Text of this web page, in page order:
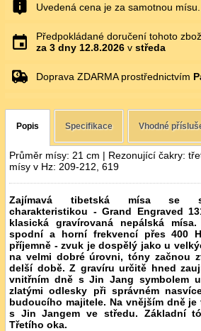
Uvedená cena je za samotnou mísu.
Předpokládané doručení tohoto
za 3 dny 12.8.2026 v středa
Doprava ZDARMA prostřednictvím
Popis Specifikace Vhodné
Průměr mísy: 21 cm | Rezonující čakry:
mísy v Hz: 209-212, 619
Zajímavá tibetská mísa se
charakteristikou - Grand Engraved
klasická gravírovaná nepálská
spodní a horní frekvencí přes 400
příjemně - zvuk je dospělý jako u
na velmi dobré úrovni, tóny začnou
delší době. Z gravíru určitě hned
vnitřním dně s Jin Jang symbolem
zlatými odlesky při správném
budoucího majitele. Na vnějším dně
s Jin Jangem ve středu. Základní
Třetího oka.